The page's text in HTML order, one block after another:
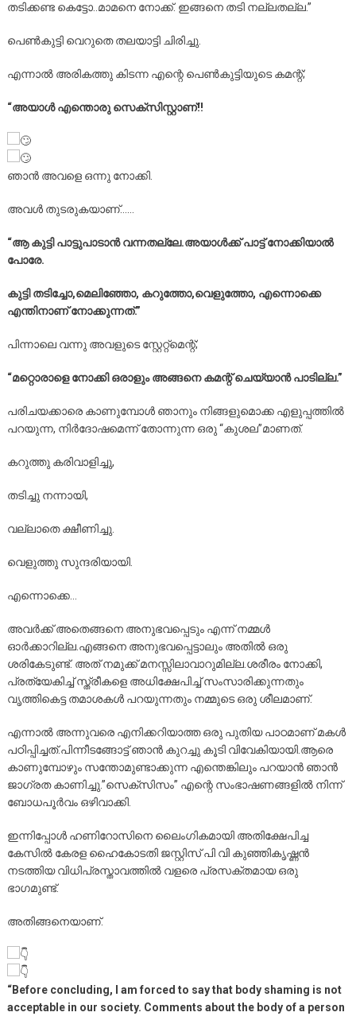
തടിക്കണ്ട കെട്ടോ..മാമനെ നോക്ക്. ഇങ്ങനെ തടി നല്ലതല്ല.”
പെൺകുട്ടി വെറുതെ തലയാട്ടി ചിരിച്ചു.
എന്നാൽ അരികത്തു കിടന്ന എന്റെ പെൺകുട്ടിയുടെ കമന്റ്;
“അയാൾ എന്തൊരു സെക്സിസ്റ്റാണ്!!
ഞാൻ അവളെ ഒന്നു നോക്കി.
അവൾ തുടരുകയാണ്……
“ആ കുട്ടി പാട്ടുപാടാൻ വന്നതല്ലേ.അയാൾക്ക് പാട്ട് നോക്കിയാൽ
പോരേ.
കുട്ടി തടിച്ചോ,മെലിഞ്ഞോ, കറുത്തോ,വെളുത്തോ, എന്നൊക്കെ
എന്തിനാണ് നോക്കുന്നത്.”
പിന്നാലെ വന്നു അവളുടെ സ്റ്റേറ്റ്മെന്റ്;
“മറ്റൊരാളെ നോക്കി ഒരാളും അങ്ങനെ കമന്റ് ചെയ്യാൻ പാടില്ല.”
പരിചയക്കാരെ കാണുമ്പോൾ ഞാനും നിങ്ങളുമൊക്ക എളുപ്പത്തിൽ
പറയുന്ന, നിർദോഷമെന്ന് തോന്നുന്ന ഒരു “കുശല”മാണത്.
കറുത്തു കരിവാളിച്ചു,
തടിച്ചു നന്നായി,
വല്ലാതെ ക്ഷീണിച്ചു.
വെളുത്തു സുന്ദരിയായി.
എന്നൊക്കെ…
അവർക്ക് അതെങ്ങനെ അനുഭവപ്പെടും എന്ന് നമ്മൾ
ഓർക്കാറില്ല.എങ്ങനെ അനുഭവപ്പെട്ടാലും അതിൽ ഒരു
ശരികേടുണ്ട്. അത് നമുക്ക് മനസ്സിലാവാറുമില്ല.ശരീരം നോക്കി,
പ്രത്യേകിച്ച് സ്ത്രീകളെ അധിക്ഷേപിച്ച് സംസാരിക്കുന്നതും
വൃത്തികെട്ട തമാശകൾ പറയുന്നതും നമ്മുടെ ഒരു ശീലമാണ്.
എന്നാൽ അന്നുവരെ എനിക്കറിയാത്ത ഒരു പുതിയ പാഠമാണ് മകൾ
പഠിപ്പിച്ചത്.പിന്നീടങ്ങോട്ട് ഞാൻ കുറച്ചു കൂടി വിവേകിയായി.ആരെ
കാണുമ്പോഴും സന്തോമുണ്ടാക്കുന്ന എന്തെങ്കിലും പറയാൻ ഞാൻ
ജാഗ്രത കാണിച്ചു.”സെക്സിസം” എന്റെ സംഭാഷണങ്ങളിൽ നിന്ന്
ബോധപൂർവം ഒഴിവാക്കി.
ഇന്നിപ്പോൾ ഹണിറോസിനെ ലൈംഗികമായി അതിക്ഷേപിച്ച
കേസിൽ കേരള ഹൈകോടതി ജസ്റ്റിസ് പി വി കുഞ്ഞികൃഷ്ണൻ
നടത്തിയ വിധിപ്രസ്താവത്തിൽ വളരെ പ്രസക്തമായ ഒരു
ഭാഗമുണ്ട്.
അതിങ്ങനെയാണ്.
“Before concluding, I am forced to say that body shaming is not
acceptable in our society. Comments about the body of a person